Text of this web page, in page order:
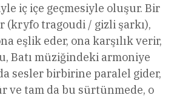
iç içe geçmesiyle oluşur. Bir
(kryfo tragoudi / gizli şarkı),
eşlik eder, ona karşılık verir,
Batı müziğindeki armoniye
sesler birbirine paralel gider,
ve tam da bu sürtünmede, o